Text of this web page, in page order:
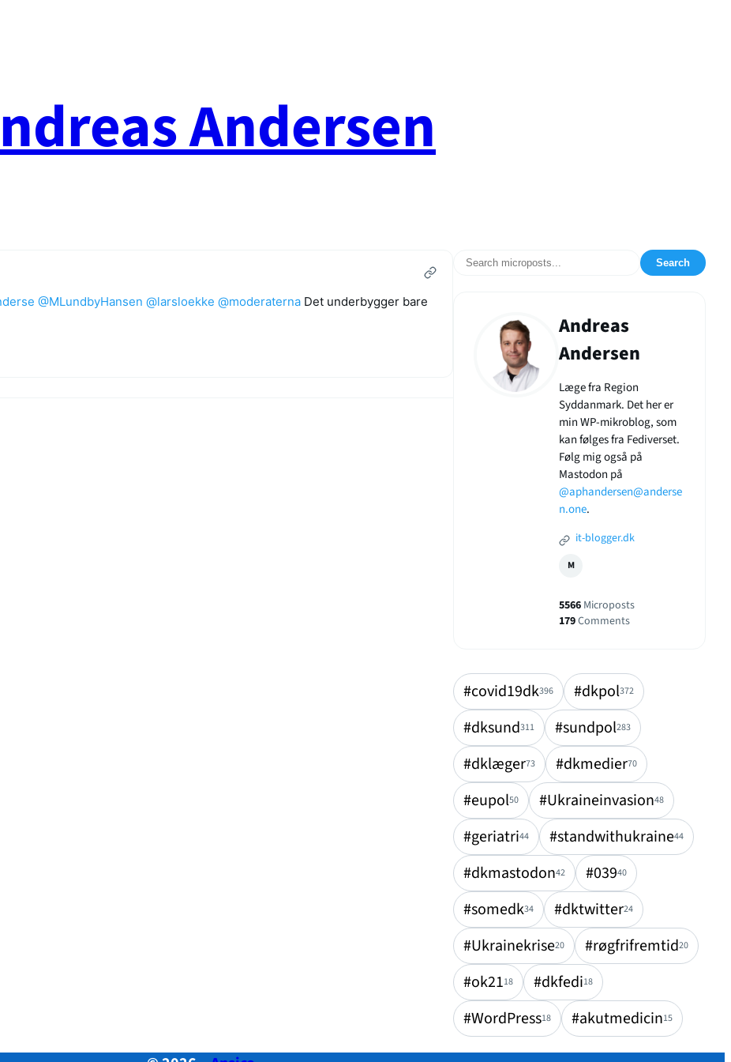
Andersen
@MLundbyHansen @larsloekke @moderaterna Det underbygger bare
Search
Andreas
Andersen
Læge fra Region
Syddanmark. Det her er
min WP-mikroblog, som
kan følges fra Fediverset.
Følg mig også på
Mastodon på
@aphandersen@anderse
n.one.
it-blogger.dk
M
5566 Microposts
179Comments
#covid19dk396 #dkpol372
#dksund311 #sundpol283
#dklæger73 #dkmedier70
#eupol50 #Ukraineinvasion48
#geriatri44 #standwithukraine44
#dkmastodon42 #03940
#somedk34 #dktwitter24
#Ukrainekrise20 #røgfrifremtid20
#ok2118 #dkfedi18
#WordPress18 #akutmedicin15